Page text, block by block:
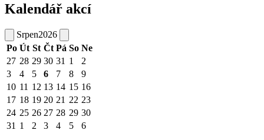
Kalendář akcí
Srpen2026
Po Út St Čt Pá So Ne
27 28 29 30 31 1
2
3
4 5 6 7 8
9
10 11 12 13 14 15 16
17 18 19 20 21 22 23
24 25 26 27 28 29 30
31 1 2 3 4 5 6